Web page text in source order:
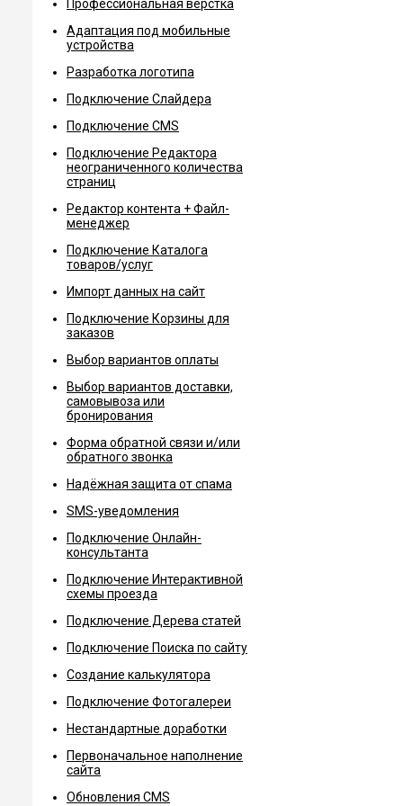
Профессиональная вёрстка
Адаптация под мобильные
устройства
Разработка логотипа
Подключение Слайдера
Подключение CMS
Подключение Редактора
неограниченного количества
страниц
Редактор контента + Файл-
менеджер
Подключение Каталога
товаров/услуг
Импорт данных на сайт
Подключение Корзины для
заказов
Выбор вариантов оплаты
Выбор вариантов доставки,
самовывоза или
бронирования
Форма обратной связи и/или
обратного звонка
Надёжная защита от спама
SMS-уведомления
Подключение Онлайн-
консультанта
Подключение Интерактивной
схемы проезда
Подключение Дерева статей
Подключение Поиска по сайту
Создание калькулятора
Подключение Фотогалереи
Нестандартные доработки
Первоначальное наполнение
сайта
Обновления CMS